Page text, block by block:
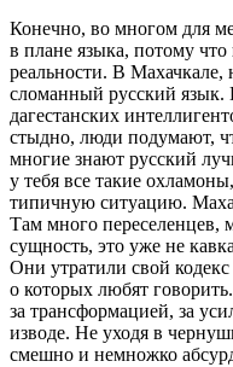
Конечно, во многом для
в плане языка, потому что
реальности. В Махачкале,
сломанный русский язык.
дагестанских
стыдно, люди подумают,
многие знают русский
у тебя все такие
типичную ситуацию.
Там много переселенцев,
сущность, это уже не
Они утратили свой
о которых любят
за трансформацией, за
изводе. Не уходя в
смешно и немножко